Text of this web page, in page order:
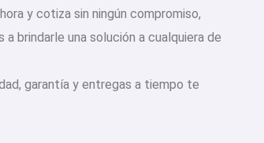
y cotiza sin ningún compromiso,
brindarle una solución a cualquiera de
garantía y entregas a tiempo te